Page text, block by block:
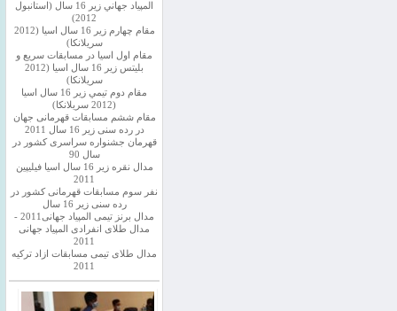
المپياد جهاني زير 16 سال (استانبول
2012)
مقام چهارم زير 16 سال اسيا (2012
سريلانكا)
مقام اول اسيا در مسابقات سريع و
بليتس زير 16 سال اسيا (2012
سريلانكا)
مقام دوم تيمي زير 16 سال اسيا
(2012 سريلانكا)
مقام ششم مسابقات قهرمانی جهان
در رده سنی زیر 16 سال 2011
قهرمان جشنواره سراسری کشور در
سال 90
مدال نقره زیر 16 سال اسیا فیلیپین
2011
نفر سوم مسابقات قهرمانی کشور در
رده سنی زیر 16 سال
مدال برنز تیمی المپیاد جهانی2011 -
مدال طلای انفرادی المپیاد جهانی
2011
مدال طلای تیمی مسابقات ازاد ترکیه
2011